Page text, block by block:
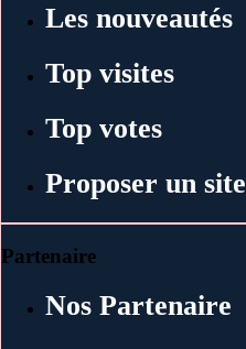
Les nouveautés
Top visites
Top votes
Proposer un site
Partenaire
Nos Partenaire